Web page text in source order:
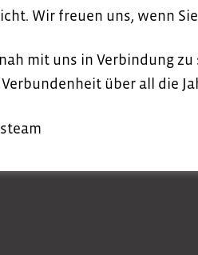
Wir freuen uns, wenn
mit uns in Verbindung
über all die